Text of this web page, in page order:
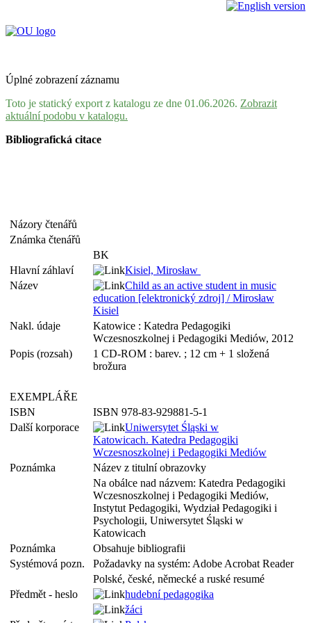
Úplné zobrazení záznamu
Toto je statický export z katalogu ze dne 01.06.2026. Zobrazit
aktuální podobu v katalogu.
Bibliografická citace
Názory čtenářů
Známka čtenářů
BK
Hlavní záhlaví
Kisiel, Mirosław
Název
Child as an active student in music
education [elektronický zdroj] / Mirosław
Kisiel
Nakl. údaje
Katowice : Katedra Pedagogiki
Wczesnoszkolnej i Pedagogiki Mediów, 2012
Popis (rozsah)
1 CD-ROM : barev. ; 12 cm + 1 složená
brožura
EXEMPLÁŘE
ISBN
ISBN 978-83-929881-5-1
Další korporace
Uniwersytet Śląski w
Katowicach. Katedra Pedagogiki
Wczesnoszkolnej i Pedagogiki Mediów
Poznámka
Název z titulní obrazovky
Na obálce nad názvem: Katedra Pedagogiki
Wczesnoszkolnej i Pedagogiki Mediów,
Instytut Pedagogiki, Wydział Pedagogiki i
Psychologii, Uniwersytet Śląski w
Katowicach
Poznámka
Obsahuje bibliografii
Systémová pozn.
Požadavky na systém: Adobe Acrobat Reader
Polské, české, německé a ruské resumé
Předmět - heslo
hudební pedagogika
žáci